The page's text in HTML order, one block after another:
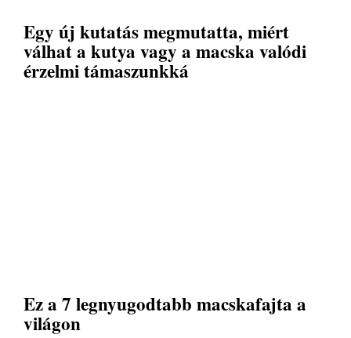
Egy új kutatás megmutatta, miért
válhat a kutya vagy a macska valódi
érzelmi támaszunkká
Ez a 7 legnyugodtabb macskafajta a
világon